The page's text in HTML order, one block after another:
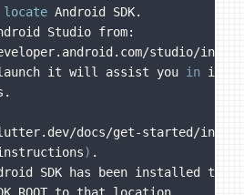
locate Android SDK.
Studio from:
studio/
it will assist you
in
docs/get-started/
) .
SDK has been installed to